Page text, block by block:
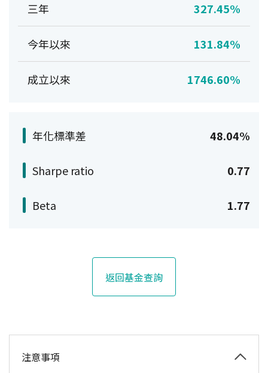
三年 327.45%
今年以來 131.84%
成立以來 1746.60%
年化標準差 48.04%
Sharpe ratio 0.77
Beta 1.77
返回基金查詢
注意事項